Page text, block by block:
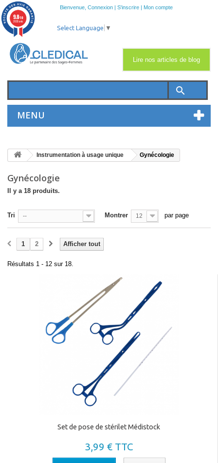
Bienvenue, Connexion | S'inscrire | Mon compte
search
MENU
Lire nos articles de blog
Select Language ▼
Instrumentation à usage unique Gynécologie
Gynécologie
Il y a 18 produits.
Tri -- Montrer 12 par page
Afficher tout
1 2
Résultats 1 - 12 sur 18.
Set de pose de stérilet Médistock
3,99 € TTC
9.8/10
2033 avis